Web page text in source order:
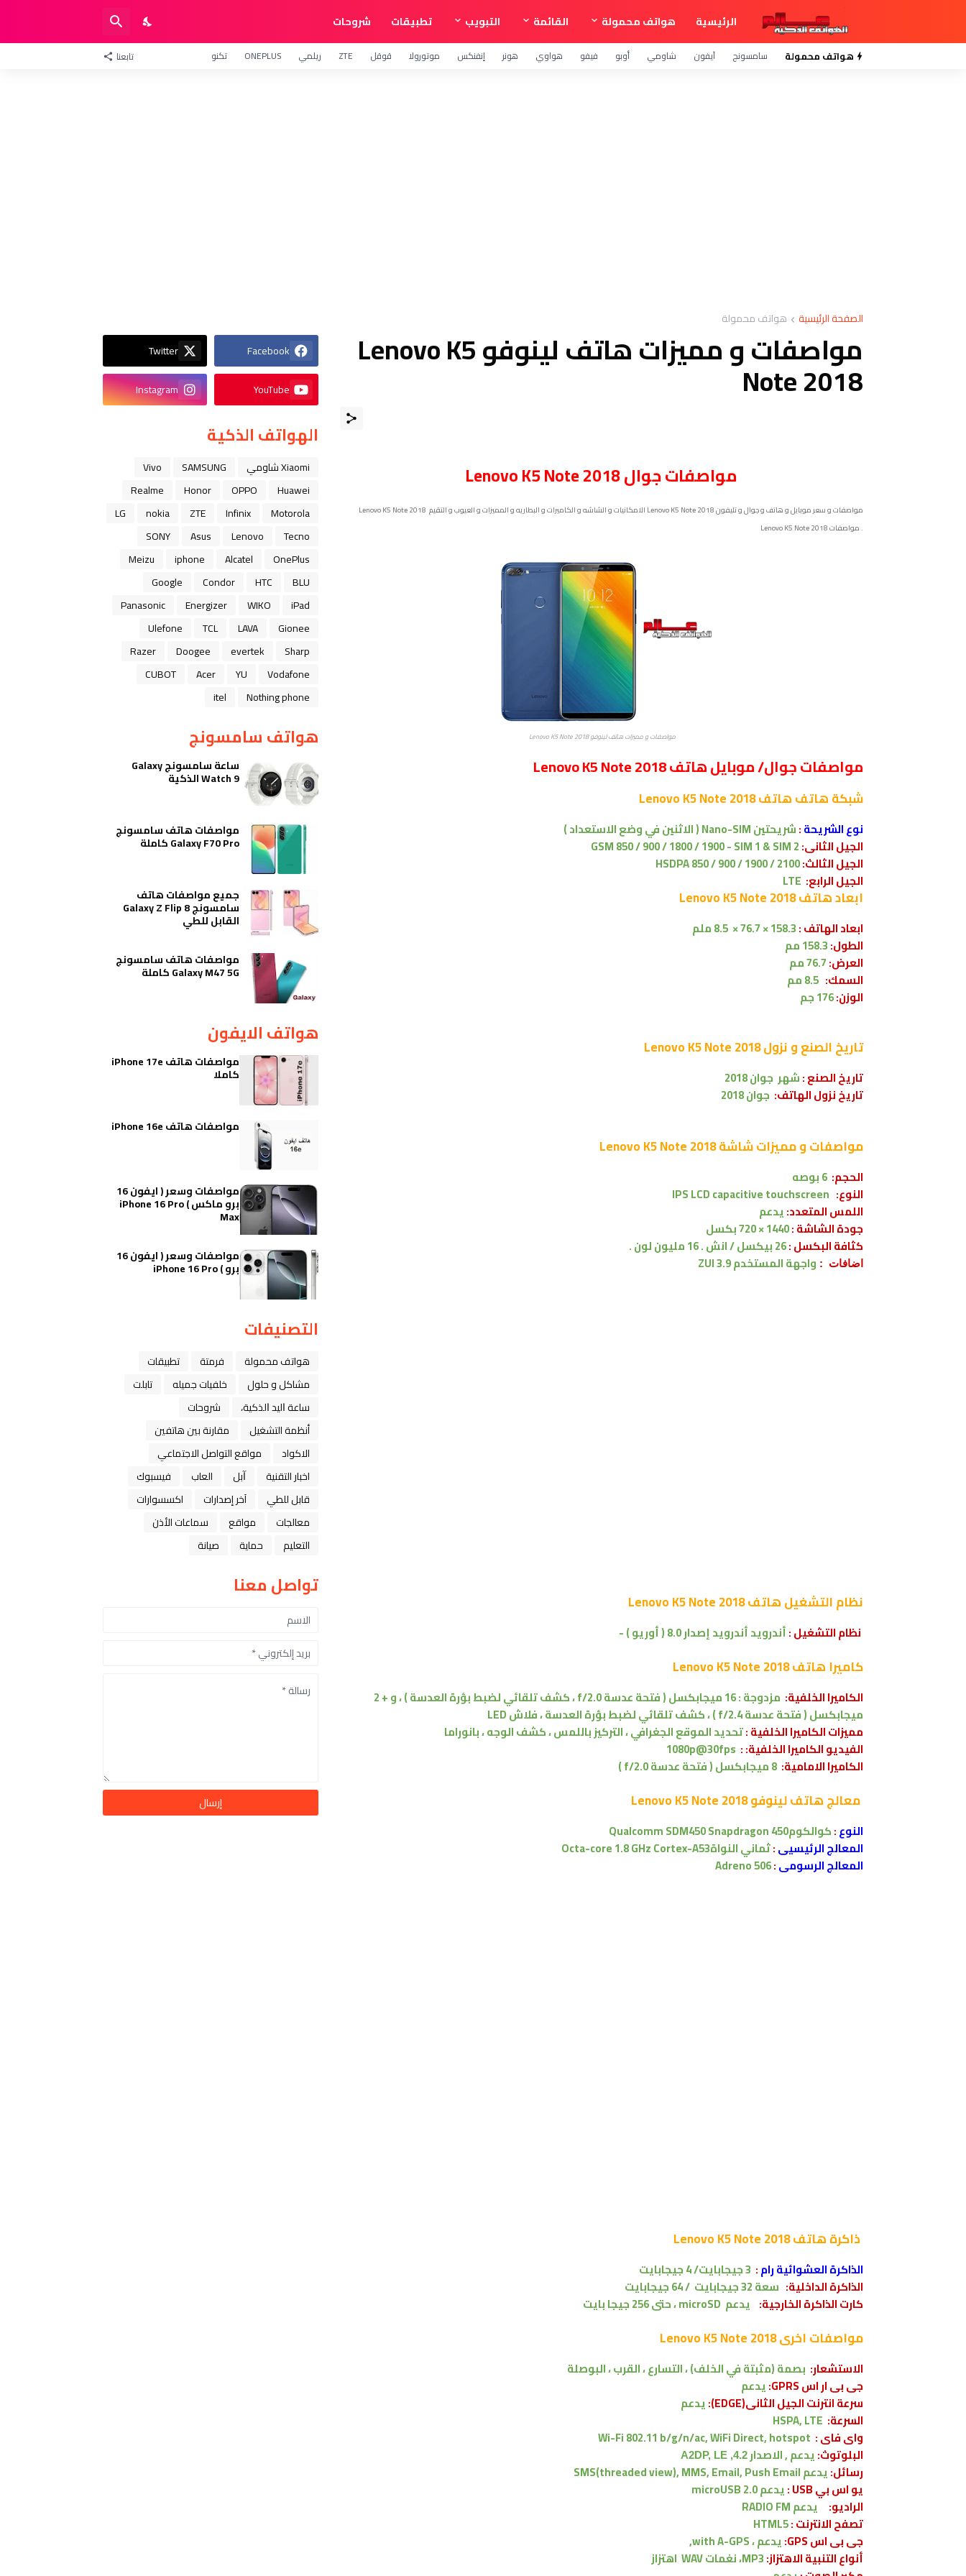
الرئيسية هواتف محمولة القائمة التبويب تطبيقات شروحات
هواتف محمولة سامسونج آيفون شاومي أوبو فيفو هواوي هونر إنفنكس موتورولا قوقل ZTE ريلمي ONEPLUS تكنو تابعنا
الصفحة الرئيسية هواتف محمولة
مواصفات و مميزات هاتف لينوفو Lenovo K5
Note 2018
مواصفاتجوالLenovo K5 Note 2018
مواصفات و سعر موبايل و هاتف و جوال و تليفون Lenovo K5 Note 2018 الامكانيات و الشاشه و الكاميرات و البطاريه و المميزات و العيوب و التقيم Lenovo K5 Note 2018
. مواصفاتLenovo K5 Note 2018
مواصفات و مميزات هاتف لينوفو Lenovo K5 Note 2018
مواصفات جوال/ موبايل هاتف Lenovo K5 Note 2018
شبكةهاتف هاتف Lenovo K5 Note 2018
نوع الشريحة:شريحتين Nano-SIM ( الاثنين في وضع الاستعداد )
الجيل الثانى:GSM 850 / 900 / 1800 / 1900 - SIM 1 & SIM 2
الجيل الثالث:HSDPA 850 / 900 / 1900 / 2100
الجيل الرابع: LTE
ابعادهاتف Lenovo K5 Note 2018
ابعاد الهاتف :158.3 × 76.7 × 8.5 ملم
الطول:158.3 مم
العرض:
السمك:
الوزن:
تاريخ الصنع و نزولLenovo K5 Note 2018
تاريخ الصنع :شهر جوان
تاريخ نزول الهاتف: جوان2018
مواصفات و مميزات شاشةLenovo K5 Note 2018
الحجم:
النوع:
اللمس المتعدد:يدعم
جودة الشاشة :1440 × 720 بكسل
كثافة البكسل :26 بيكسل / انش . 16 مليون لون .
اضافات : واجهة المستخدمZUI 3.9
نظام التشغيلهاتف Lenovo K5 Note 2018
نظام التشغيل :أندرويدأندرويد إصدار 8.0 ( أوريو ) -
كاميرا هاتف Lenovo K5 Note 2018
الكاميرا الخلفية:
مزدوجة : 16 ميجابكسل ( فتحة عدسة f/2.0 ، كشف تلقائي لضبط بؤرة العدسة ) ، و + 2
ميجابكسل ( فتحة عدسة f/2.4 ) ، كشف تلقائي لضبط بؤرة العدسة ، فلاش LED
مميزات الكاميرا الخلفية :تحديد الموقع الجغرافي ، التركيز باللمس ، كشف الوجه ، بانوراما
الفيديو الكاميرا الخلفية: : 1080p@30fps
الكاميرا الامامية: 8 ميجابكسل ( فتحة عدسة f/2.0 )
معالجهاتف لينوفو Lenovo K5 Note 2018
النوع:كوالكومQualcomm SDM450 Snapdragon 450
المعالج الرئيسيى:ثماني النواةOcta-core 1.8 GHz Cortex-A53
المعالج الرسومى:
Adreno 506
ذاكرةهاتف Lenovo K5 Note 2018
الذاكرة العشوائية رام: جيجابايت/
4جيجابايت
الذاكرة الداخلية: سعة32جيجابايت /
64جيجابايت
كارت الذاكرة الخارجية: يدعم microSD ، حتى 256 جيجا بايت
مواصفات اخرىLenovo K5 Note 2018
الاستشعار: بصمة (مثبتة في الخلف) ، التسارع ، القرب ، البوصلة
جى بى ار اس GPRS:
يدعم
سرعة انترنت الجيل الثانى(EDGE):
يدعم
السرعة: HSPA, LTE
واى فاى : Wi-Fi 802.11 b/g/n/ac, WiFi Direct, hotspot
البلوتوث:يدعم , الاصدار 4.2, A2DP, LE
رسائل:يدعمSMS(threaded view), MMS, Email, Push Email
يو اس بي USB :
يدعمmicroUSB 2.0
الراديو: يدعم RADIO FM
تصفح الانترنت :HTML5
جى بى اس GPS:
يدعم ،with A-GPS,
أنواع التنبية الاهتزاز:
اهتزاز
Facebook
Twitter
YouTube
Instagram
الهواتف الذكية
Xiaomi شاومي SAMSUNG
Vivo
Huawei
OPPO
Honor
Realme
Motorola
Infinix
ZTE
nokia
LG
Tecno
Lenovo
Asus
SONY
OnePlus
Alcatel
iphone
Meizu
BLU
HTC
Condor
Google
iPad
WIKO
Energizer
Panasonic
Gionee
LAVA
TCL
Ulefone
Sharp
evertek
Doogee
Razer
Vodafone
YU
Acer
CUBOT
Nothing phone
itel
هواتف سامسونج
ساعة سامسونج Galaxy
Watch 9 الذكية
مواصفات هاتف سامسونج
Galaxy F70 Pro كاملة
جميع مواصفات هاتف
سامسونج Galaxy Z Flip 8
القابل للطي
مواصفات هاتف سامسونج
Galaxy M47 5G كاملة
هواتف الايفون
مواصفات هاتف iPhone 17e
كاملا
مواصفات هاتف iPhone 16e
مواصفات وسعر ( ايفون 16
برو ماكس ) iPhone 16 Pro
Max
مواصفات وسعر ( ايفون 16
برو ) iPhone 16 Pro
التصنيفات
هواتف محمولة فرمتة
تطبيقات
مشاكل و حلول
خلفيات جميله
تابلت
ﺳﺎﻋﺔ ﺍﻟﻴﺪ ﺍﻟﺬﻛﻴﺔ،
شروحات
أنظمة التشغيل
مقارنة بين هاتفين
الاكواد
مواقع التواصل الاجتماعي
اخبار التقنية
ﺁﺑﻞ العاب
فيسبوك
قابل للطي
آخر إصدارات
اكسسوارات
معالجات
مواقع
سماعات الأذن
التعليم
حماية صيانة
تواصل معنا